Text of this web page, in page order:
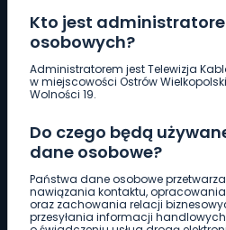
Kto jest
osobowych?
Administratorem jest Telewizja
w miejscowości Ostrów
Wolności 19.
Do czego będą
dane osobowe?
Państwa dane osobowe
nawiązania kontaktu, opracowania
oraz zachowania relacji
przesyłania informacji
Pobierz logotyp
661 997 997
REDAKCJA
62 735 22 22